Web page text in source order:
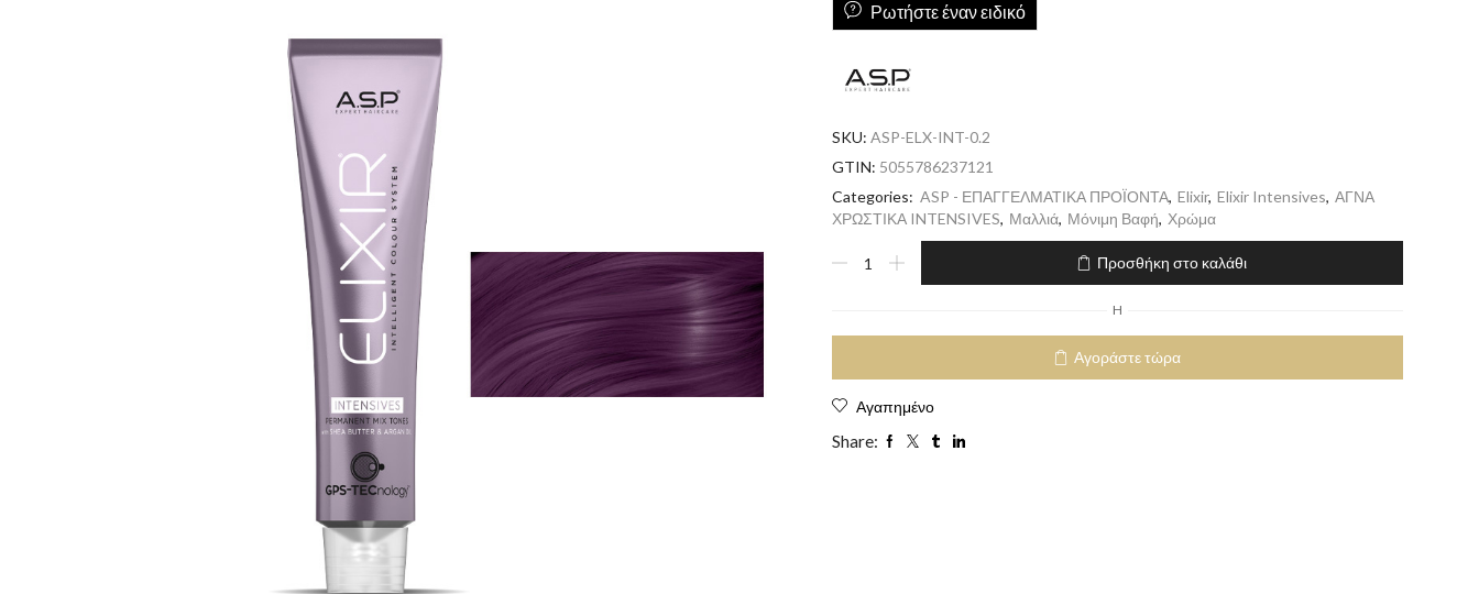
Ρωτήστε έναν ειδικό
SKU: ASP-ELX-INT-0.2
GTIN: 5055786237121
Categories: ASP - ΕΠΑΓΓΕΛΜΑΤΙΚΑ ΠΡΟΪΟΝΤΑ, Elixir, Elixir Intensives, ΑΓΝΑ
ΧΡΩΣΤΙΚΑ INTENSIVES, Μαλλιά, Μόνιμη Βαφή, Χρώμα
Προσθήκη στο καλάθι
H
Αγοράστε τώρα
Αγαπημένο
Share: